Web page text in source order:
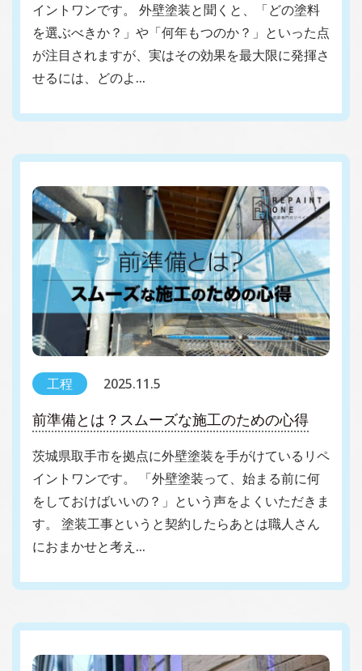
イントワンです。 外壁塗装と聞くと、「どの塗料
を選ぶべきか？」や「何年もつのか？」といった点
が注目されますが、実はその効果を最大限に発揮さ
せるには、どのよ…
工程 2025.11.5
前準備とは？スムーズな施工のための心得
茨城県取手市を拠点に外壁塗装を手がけているリペ
イントワンです。 「外壁塗装って、始まる前に何
をしておけばいいの？」という声をよくいただきま
す。 塗装工事というと契約したらあとは職人さん
におまかせと考え…